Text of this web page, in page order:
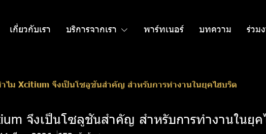
เกี่ยวกับเรา บริการจากเรา พาร์ทเนอร์ บทความ ร่วม
ไม Xcitium จึงเป็นโซลูชันสำคัญ สำหรับการทำงานในยุคไฮบริด
จึงเป็นโซลูชันสำคัญ สำหรับการทำงานในยุค